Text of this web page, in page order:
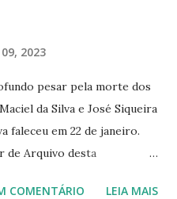
825 ☆CINE ECLIPSE
2023
pesar pela morte dos
da Silva e José Siqueira
faleceu em 22 de janeiro.
de Arquivo desta
COMENTÁRIO LEIA MAIS